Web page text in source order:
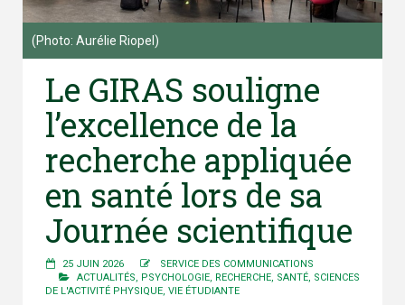
(Photo: Aurélie Riopel)
Le GIRAS souligne
l’excellence de la
recherche appliquée
en santé lors de sa
Journée scientifique
25 JUIN 2026
SERVICE DES COMMUNICATIONS
ACTUALITÉS, PSYCHOLOGIE, RECHERCHE, SANTÉ, SCIENCES
DE L'ACTIVITÉ PHYSIQUE, VIE ÉTUDIANTE